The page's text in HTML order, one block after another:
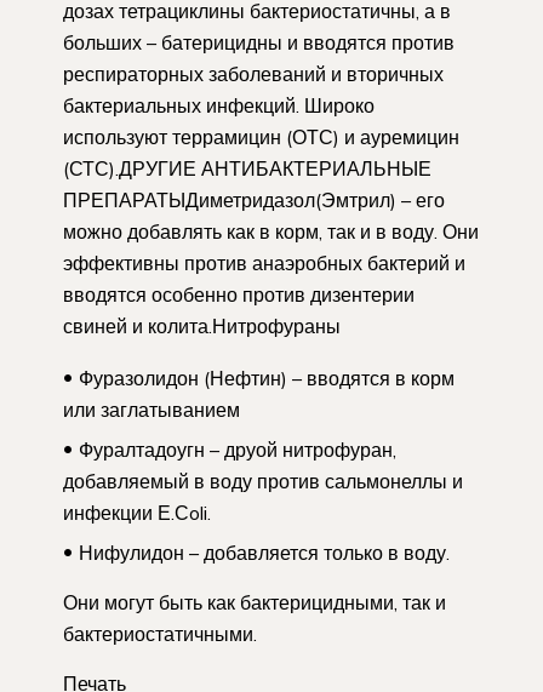
дозах тетрациклины бактериостатичны, а в
больших – батерицидны и вводятся против
респираторных заболеваний и вторичных
бактериальных инфекций. Широко
используют террамицин (ОТС) и ауремицин
(СТС).ДРУГИЕ АНТИБАКТЕРИАЛЬНЫЕ
ПРЕПАРАТЫДиметридазол(Эмтрил) – его
можно добавлять как в корм, так и в воду. Они
эффективны против анаэробных бактерий и
вводятся особенно против дизентерии
свиней и колита.Нитрофураны
Фуразолидон (Нефтин) – вводятся в корм
или заглатыванием
Фуралтадоугн – друой нитрофуран,
добавляемый в воду против сальмонеллы и
инфекции Е.Сoli.
Нифулидон – добавляется только в воду.
Они могут быть как бактерицидными, так и
бактериостатичными.
Печать